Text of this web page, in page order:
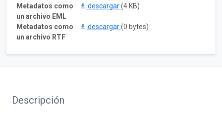
Metadatos como
un archivo EML
descargar(4 KB)
Metadatos como
un archivo RTF
descargar(0 bytes)
Descripción